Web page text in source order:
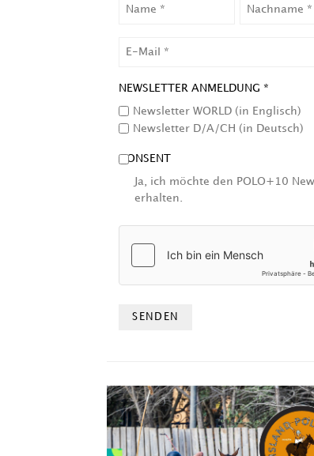
NEWSLETTER ANMELDUNG *
Newsletter WORLD (in Englisch)
Newsletter D/A/CH (in Deutsch)
CONSENT
Ja, ich möchte den POLO+10
erhalten.